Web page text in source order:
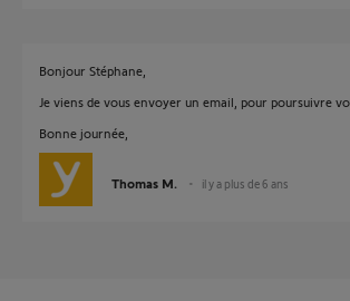
Bonjour Stéphane,
Je viens de vous envoyer un email, pour poursuivre
Bonne journée,
Thomas M. il y a plus de 6 ans